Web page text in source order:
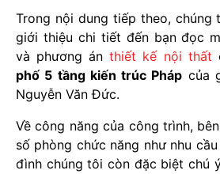
Trong nội dung tiếp theo, chúng
giới thiệu chi tiết đến bạn đọc
và phương ánthiết kế nội thất
phố 5 tầng kiến trúc Pháp của
Nguyễn Văn Đức.
Về công năng của công trình,
số phòng chức năng như nhu
đình chúng tôi còn đặc biệt chú